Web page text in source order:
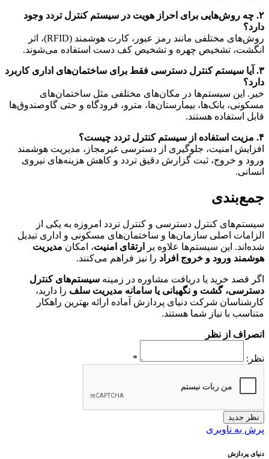
۲. چه روش‌هایی برای احراز هویت در سیستم کنترل تردد وجود
دارد؟
روش‌های مختلفی مانند رمز عبور، کارت هوشمند (RFID)، اثر
انگشت، تشخیص چهره و تشخیص کف دست استفاده می‌شوند.
۳. آیا سیستم کنترل دسترسی فقط برای ساختمان‌های اداری کاربرد
دارد؟
خیر. این سیستم‌ها در مکان‌های مختلفی مثل ساختمان‌های
مسکونی، بانک‌ها، بیمارستان‌ها، مترو، فرودگاه و حتی گاوصندوق‌ها
قابل استفاده هستند.
۴. مزیت استفاده از سیستم کنترل تردد چیست؟
افزایش امنیت، جلوگیری از دسترسی غیرمجاز، مدیریت هوشمند
ورود و خروج، ثبت گزارش دقیق تردد و کاهش هزینه‌های نیروی
انسانی.
جمع‌بندی
سیستم‌های کنترل دسترسی و کنترل تردد امروزه به یکی از
الزامات اصلی سازمان‌ها و ساختمان‌های مسکونی و اداری تبدیل
شده‌اند. این سیستم‌ها علاوه بر
ارتقای امنیت، امکان مدیریت
هوشمند ورود و خروج افراد را نیز فراهم می‌کنند.
اگر قصد خرید یا دریافت مشاوره در زمینه سیستم‌های کنترل
دسترسی، گشت و نگهبانی یا سامانه مدیریت سلف را دارید،
کارشناسان شرکت دنیای پردازش آماده ارائه بهترین راهکار
متناسب با نیاز شما هستند.
انصراف از نظر
نظر: *
نظر جدید
پرش به ناوبری
دنیای پردازش